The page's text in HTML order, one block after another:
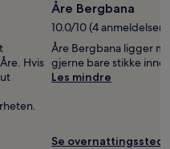
Hvis
Åre Bergbana
10.0/10 (4 anmeldelser)
Åre Bergbana ligger
gjerne bare stikke
Les mindre
Se